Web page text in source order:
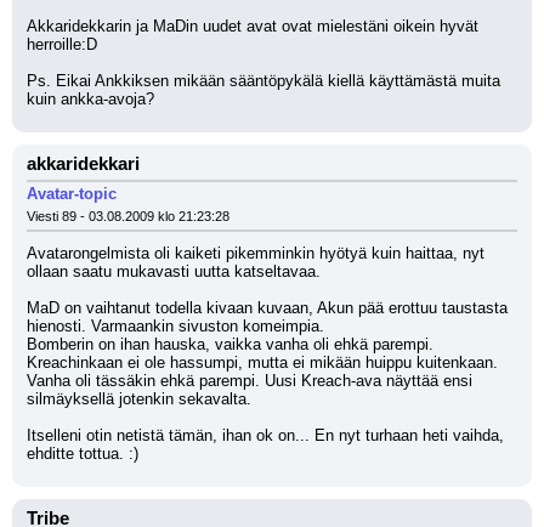
Akkaridekkarin ja MaDin uudet avat ovat mielestäni oikein hyvät
herroille:D
Ps. Eikai Ankkiksen mikään sääntöpykälä kiellä käyttämästä muita
kuin ankka-avoja?
akkaridekkari
Avatar-topic
Viesti 89 - 03.08.2009 klo 21:23:28
Avatarongelmista oli kaiketi pikemminkin hyötyä kuin haittaa, nyt
ollaan saatu mukavasti uutta katseltavaa.
MaD on vaihtanut todella kivaan kuvaan, Akun pää erottuu taustasta
hienosti. Varmaankin sivuston komeimpia.
Bomberin on ihan hauska, vaikka vanha oli ehkä parempi.
Kreachinkaan ei ole hassumpi, mutta ei mikään huippu kuitenkaan.
Vanha oli tässäkin ehkä parempi. Uusi Kreach-ava näyttää ensi
silmäyksellä jotenkin sekavalta.
Itselleni otin netistä tämän, ihan ok on... En nyt turhaan heti vaihda,
ehditte tottua. :)
Tribe